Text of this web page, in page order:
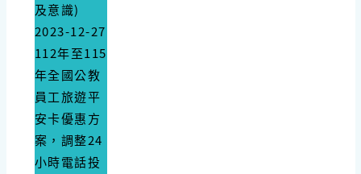
及意識)
2023-12-27
112年至115
年全國公教
員工旅遊平
安卡優惠方
案，調整24
小時電話投